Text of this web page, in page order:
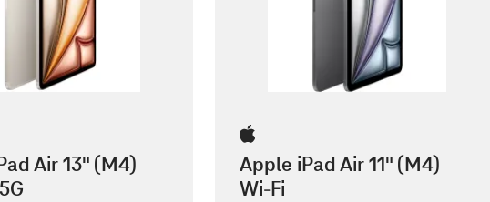
Air 13" (M4)
Apple iPad Air 11" (M4)
Wi-Fi